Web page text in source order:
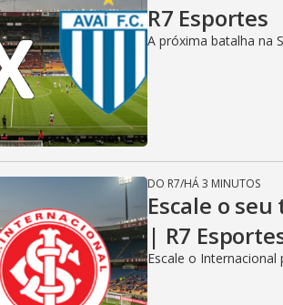
R7 Esportes
A próxima batalha na
DO R7/HÁ 3 MINUTOS
Escale o
| R7
Escale o Internacional